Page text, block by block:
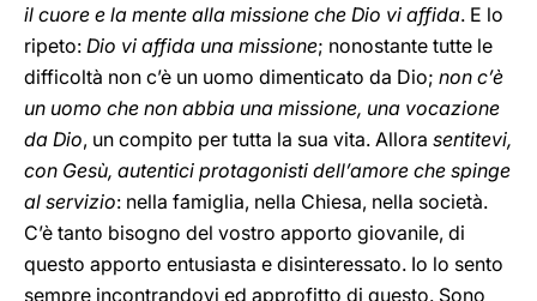
il cuore e la mente alla missione che Dio vi affida. E lo
ripeto: Dio vi affida una missione; nonostante tutte le
difficoltà non c’è un uomo dimenticato da Dio; non c’è
un uomo che non abbia una missione, una vocazione
da Dio, un compito per tutta la sua vita. Allora sentitevi,
con Gesù, autentici protagonisti dell’amore che spinge
al servizio: nella famiglia, nella Chiesa, nella società.
C’è tanto bisogno del vostro apporto giovanile, di
questo apporto entusiasta e disinteressato. Io lo sento
sempre incontrandovi ed approfitto di questo. Sono